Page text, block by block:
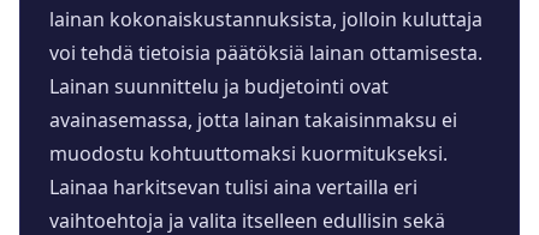
lainan kokonaiskustannuksista, jolloin kuluttaja
voi tehdä tietoisia päätöksiä lainan ottamisesta.
Lainan suunnittelu ja budjetointi ovat
avainasemassa, jotta lainan takaisinmaksu ei
muodostu kohtuuttomaksi kuormitukseksi.
Lainaa harkitsevan tulisi aina vertailla eri
vaihtoehtoja ja valita itselleen edullisin sekä